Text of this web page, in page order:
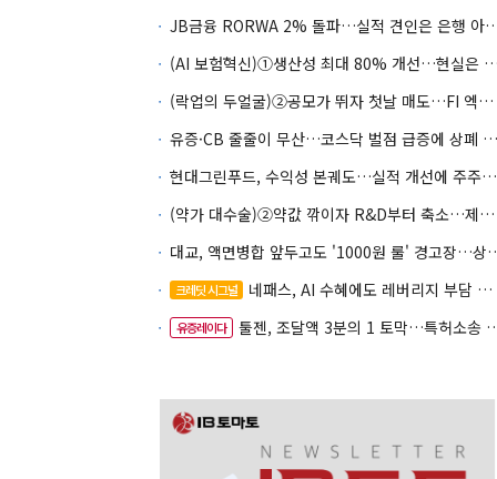
JB금융 RORWA 2% 돌파…실
(AI 보험혁신)①생산성 최대 80%
(락업의 두얼굴)②공모가 뛰자 첫날 매도…FI 엑시트 전략 갈렸다
유증·CB 줄줄이 무산…코스닥 벌점 급증에 상폐 압박
현대그린푸드, 수익성 본궤도…실적 개선에 주주환원까지
(약가 대수술)②약값 깎이자 R&D부터 축소…제약업계 비상경영 돌입
대교, 액면병합 앞두고
크레딧 시그널 네패스, AI 수혜에도 레버리지 부담 여전
유증레이다 툴젠, 조달액 3분의 1 토막…특허소송 비용부터 챙긴다